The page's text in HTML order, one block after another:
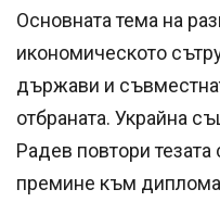
Основната тема на
икономическото
държави и
отбраната. Украйна
Радев повтори
премине към